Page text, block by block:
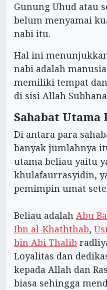
Gunung Uhud atau
belum menyamai
nabi itu.
Hal ini
nabi adalah
memiliki tempat
di sisi Allah
Sahabat Utama
Di antara para
banyak jumlahnya
utama beliau yaitu
khulafaurrasyidin,
pemimpin umat
Beliau adalah Abu
Ibn al-Khaththab,
bin Abi Thalib
Loyalitas dan
kepada Allah dan
biasa sehingga